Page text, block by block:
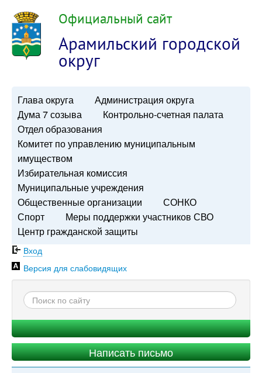
Официальный сайт
Арамильский городской
округ
Глава округа
Администрация округа
Дума 7 созыва
Контрольно-счетная палата
Отдел образования
Комитет по управлению муниципальным
имуществом
Избирательная комиссия
Муниципальные учреждения
Общественные организации
СОНКО
Спорт
Меры поддержки участников СВО
Центр гражданской защиты
Вход
Версия для слабовидящих
Написать письмо